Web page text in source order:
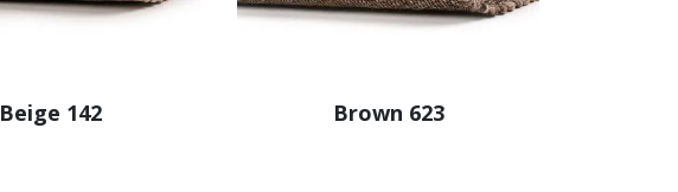
Beige 142 Brown 623